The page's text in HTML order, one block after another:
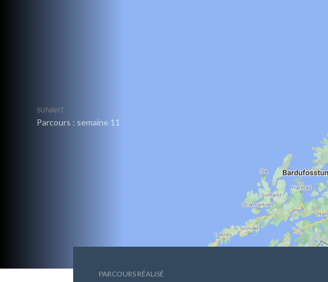
SUIVANT
Parcours : semaine 11
PARCOURS RÉALISÉ